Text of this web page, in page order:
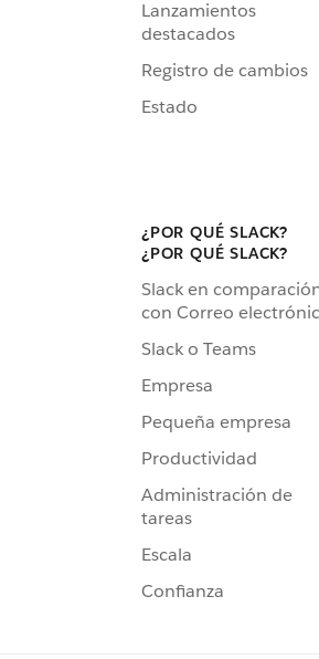
Lanzamientos
destacados
Registro de cambios
Estado
¿POR QUÉ SLACK?
¿POR QUÉ SLACK?
Slack en
con Correo
Slack o Teams
Empresa
Pequeña empresa
Productividad
Administración de
tareas
Escala
Confianza